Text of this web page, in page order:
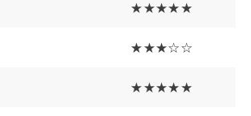
★★★★★
★★★☆☆
★★★★★